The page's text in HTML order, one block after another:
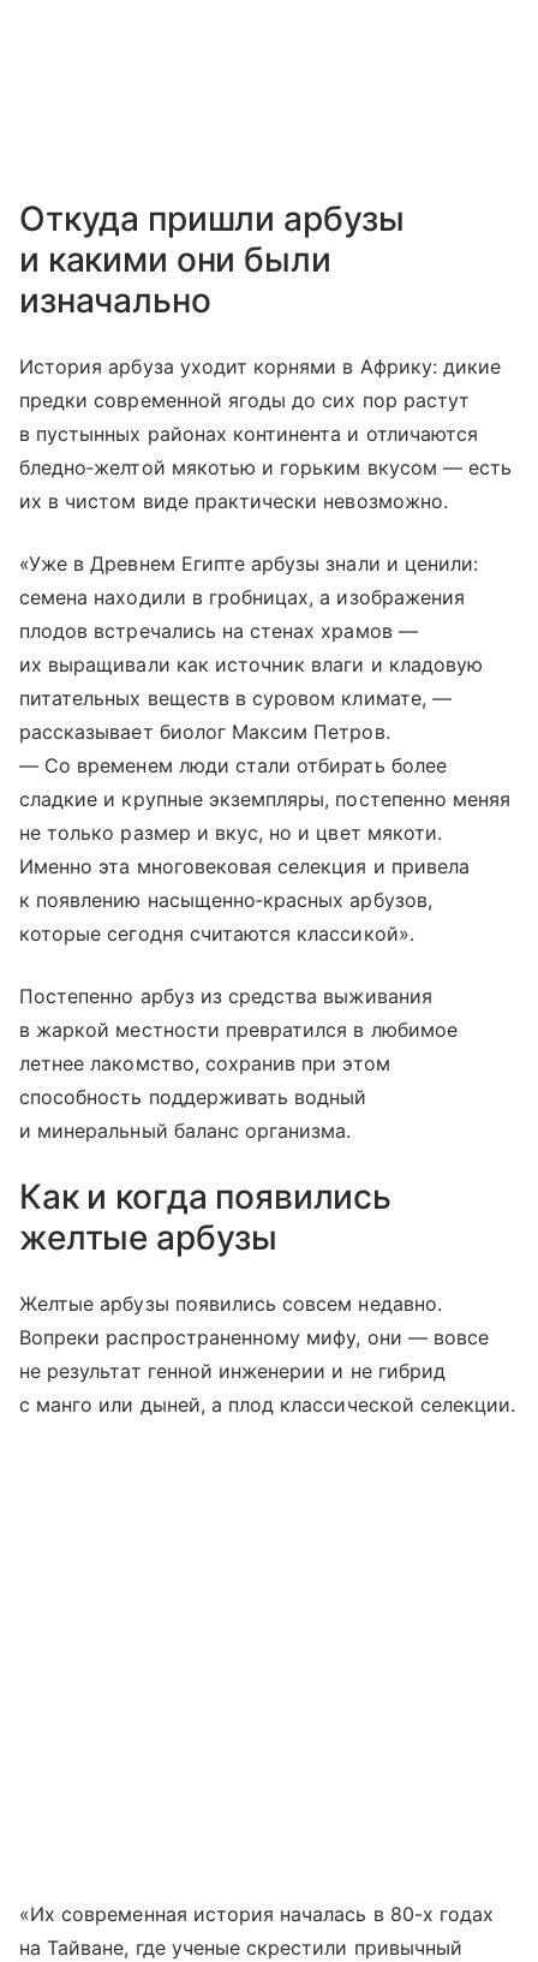
Откуда пришли арбузы
и какими они были
изначально
История арбуза уходит корнями в Африку: дикие
предки современной ягоды до сих пор растут
в пустынных районах континента и отличаются
бледно‑желтой мякотью и горьким вкусом — есть
их в чистом виде практически невозможно.
«Уже в Древнем Египте арбузы знали и ценили:
семена находили в гробницах, а изображения
плодов встречались на стенах храмов —
их выращивали как источник влаги и кладовую
питательных веществ в суровом климате, —
рассказывает биолог Максим Петров.
— Со временем люди стали отбирать более
сладкие и крупные экземпляры, постепенно меняя
не только размер и вкус, но и цвет мякоти.
Именно эта многовековая селекция и привела
к появлению насыщенно‑красных арбузов,
которые сегодня считаются классикой».
Постепенно арбуз из средства выживания
в жаркой местности превратился в любимое
летнее лакомство, сохранив при этом
способность поддерживать водный
и минеральный баланс организма.
Как и когда появились
желтые арбузы
Желтые арбузы появились совсем недавно.
Вопреки распространенному мифу, они — вовсе
не результат генной инженерии и не гибрид
с манго или дыней, а плод классической селекции.
«Их современная история началась в 80-х годах
на Тайване, где ученые скрестили привычный